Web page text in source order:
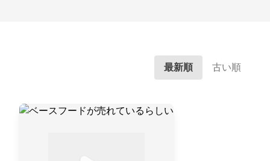
最新順 古い順